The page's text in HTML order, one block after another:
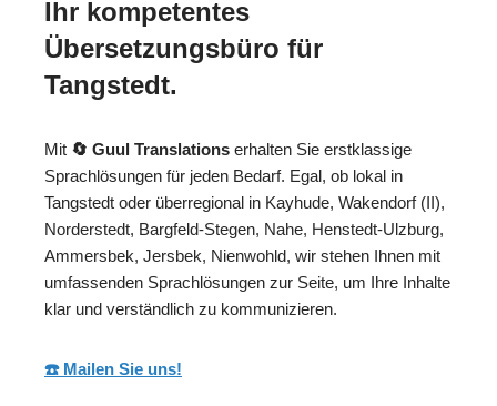
Ihr kompetentes
Übersetzungsbüro für
Tangstedt.
Mit 🔄 Guul Translations erhalten Sie erstklassige
Sprachlösungen für jeden Bedarf. Egal, ob lokal in
Tangstedt oder überregional in Kayhude, Wakendorf (II),
Norderstedt, Bargfeld-Stegen, Nahe, Henstedt-Ulzburg,
Ammersbek, Jersbek, Nienwohld, wir stehen Ihnen mit
umfassenden Sprachlösungen zur Seite, um Ihre Inhalte
klar und verständlich zu kommunizieren.
☎️ Mailen Sie uns!